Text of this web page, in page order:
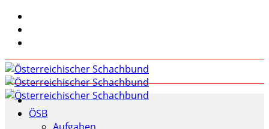
ÖSB